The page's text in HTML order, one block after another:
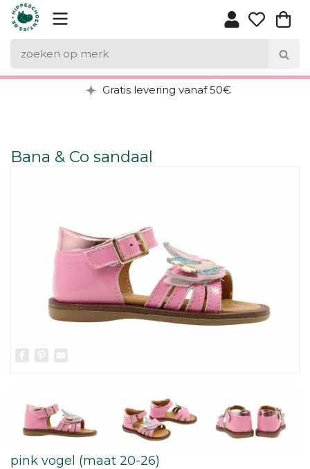
Gratis levering vanaf 50€
Bana & Co sandaal
Facebook
Pinterest
pink vogel (maat 20-26)